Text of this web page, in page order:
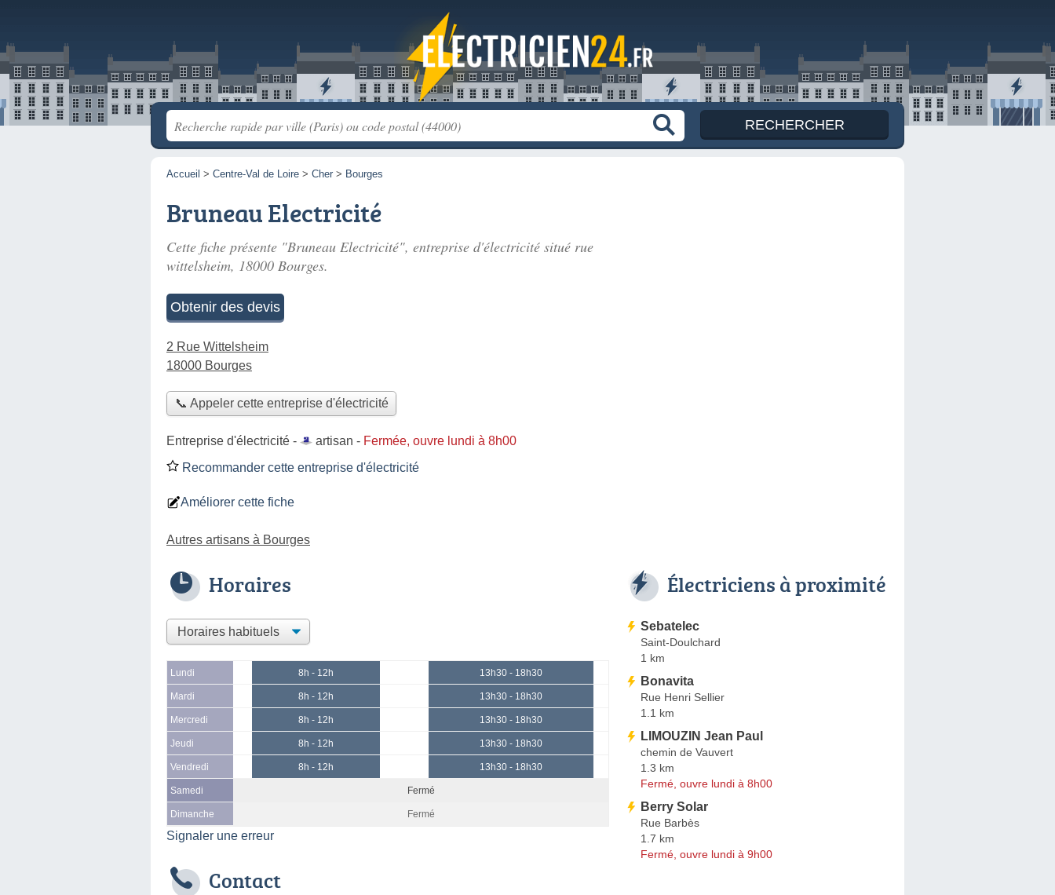
Accueil > Centre-Val de Loire > Cher > Bourges
Bruneau Electricité
Cette fiche présente "Bruneau Electricité", entreprise d'électricité situé rue
wittelsheim, 18000 Bourges.
Obtenir des devis
2 Rue Wittelsheim
18000 Bourges
📞 Appeler cette entreprise d'électricité
Entreprise d'électricité - artisan - Fermée, ouvre lundi à 8h00
Recommander cette entreprise d'électricité
Améliorer cette fiche
Autres artisans à Bourges
Horaires
Lundi 8h - 12h 13h30 - 18h30
Mardi 8h - 12h 13h30 - 18h30
Mercredi 8h - 12h 13h30 - 18h30
Jeudi 8h - 12h 13h30 - 18h30
Vendredi 8h - 12h 13h30 - 18h30
Samedi Fermé
Dimanche Fermé
Signaler une erreur
Contact
Électriciens à proximité
Sebatelec
Saint-Doulchard
1 km
Bonavita
Rue Henri Sellier
1.1 km
LIMOUZIN Jean Paul
chemin de Vauvert
1.3 km
Fermé, ouvre lundi à 8h00
Berry Solar
Rue Barbès
1.7 km
Fermé, ouvre lundi à 9h00